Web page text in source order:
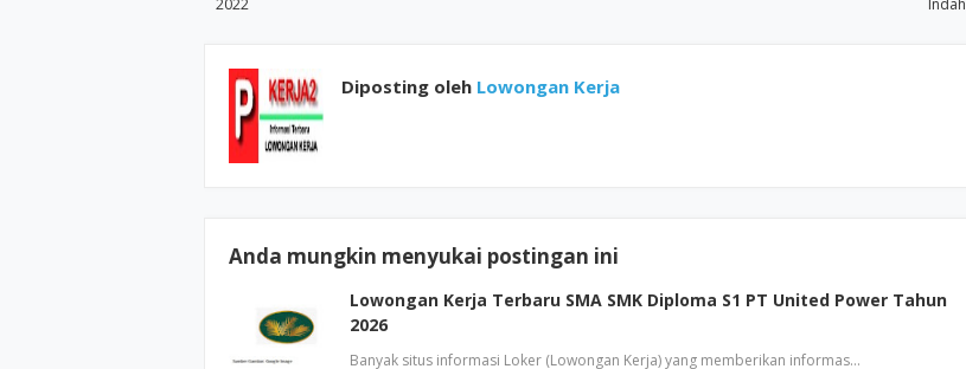
Indah
2022
Diposting oleh Lowongan Kerja
Anda mungkin menyukai postingan ini
Lowongan Kerja Terbaru SMA SMK Diploma S1 PT United Power Tahun
2026
Banyak situs informasi Loker (Lowongan Kerja) yang memberikan informas…